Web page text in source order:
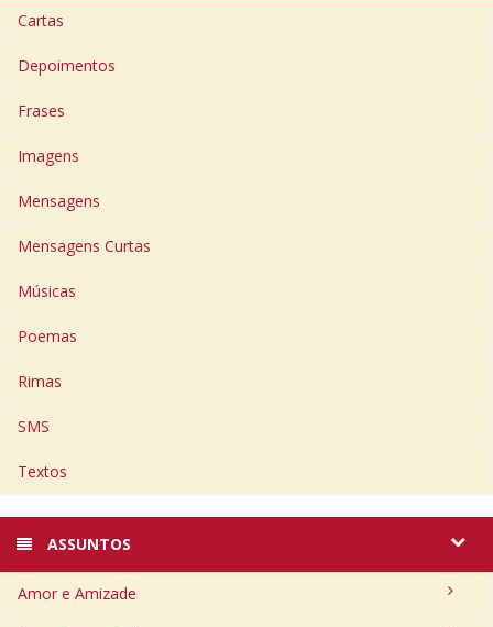
Cartas
Depoimentos
Frases
Imagens
Mensagens
Mensagens Curtas
Músicas
Poemas
Rimas
SMS
Textos
ASSUNTOS
Amor e Amizade